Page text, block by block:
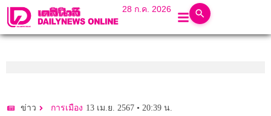
28 ก.ค. 2026
ข่าว การเมือง 13 เม.ย. 2567 • 20:39 น.